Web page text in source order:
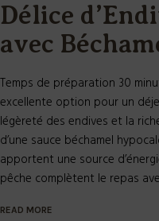
Délice
avec
Temps de préparation 30
excellente option pour un
légèreté des endives et la
d’une sauce béchamel
apportent une source
pêche complètent le repas
READ MORE